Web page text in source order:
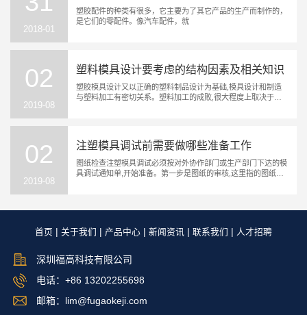
2018-01
塑胶配件的种类有很多，它主要为了其它产品的生产而制作的，
是它们的零配件。像汽车配件，就
02
2019-08
塑料模具设计要考虑的结构因素及相关知识
塑胶模具设计又以正确的塑料制品设计为基础,模具设计和制造
与塑料加工有密切关系。塑料加工的成败,很大程度上取决于模
02
2019-08
注塑模具调试前需要做哪些准备工作
图纸检查注塑模具调试必须按对外协作部门或生产部门下达的模
具调试通知单,开始准备。第一步是图纸的审核,这里指的图纸有
31
2018-01
塑胶配件的种类有很多，它主要为了其它产品的生产而制作的，
首页 | 关于我们 | 产品中心 | 新闻资讯 | 联系我们 | 人才招聘
深圳福高科技有限公司
电话：+86 13202255698
邮箱：lim@fugaokeji.com